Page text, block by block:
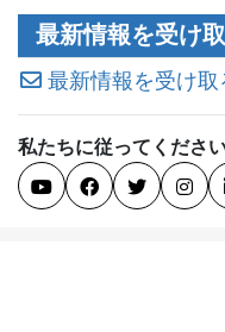
最新情報を受け
最新情報を受け
私たちに従ってくださ
   